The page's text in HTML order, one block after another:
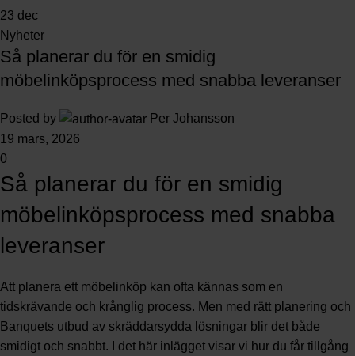
23 dec
Nyheter
Så planerar du för en smidig
möbelinköpsprocess med snabba leveranser
Posted by
Per Johansson
19 mars, 2026
0
Så planerar du för en smidig
möbelinköpsprocess med snabba
leveranser
Att planera ett möbelinköp kan ofta kännas som en
tidskrävande och krånglig process. Men med rätt planering och
Banquets utbud av skräddarsydda lösningar blir det både
smidigt och snabbt. I det här inlägget visar vi hur du får tillgång